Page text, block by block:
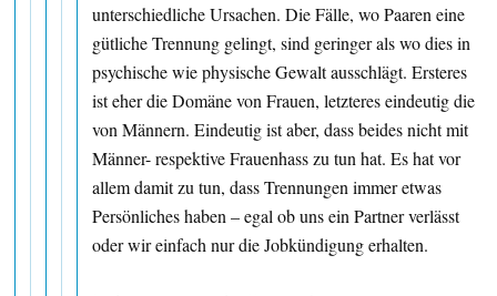
unterschiedliche Ursachen. Die Fälle, wo Paaren eine
gütliche Trennung gelingt, sind geringer als wo dies in
psychische wie physische Gewalt ausschlägt. Ersteres
ist eher die Domäne von Frauen, letzteres eindeutig die
von Männern. Eindeutig ist aber, dass beides nicht mit
Männer- respektive Frauenhass zu tun hat. Es hat vor
allem damit zu tun, dass Trennungen immer etwas
Persönliches haben – egal ob uns ein Partner verlässt
oder wir einfach nur die Jobkündigung erhalten.